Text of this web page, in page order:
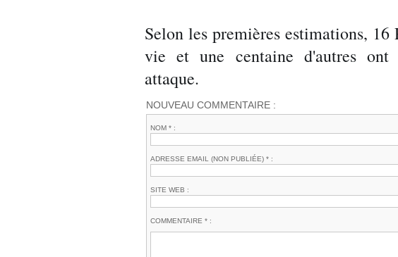
Selon les premières estimations,
vie et une centaine d'autres ont
attaque.
NOUVEAU COMMENTAIRE :
NOM * :
ADRESSE EMAIL (NON PUBLIÉE) * :
SITE WEB :
COMMENTAIRE * :